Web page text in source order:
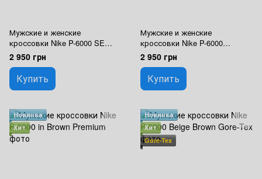
Мужские и женские
кроссовки Nike P-6000 SE
College Grey Light Orewood
Premium
2 950 грн
Купить
Мужские и женские
кроссовки Nike P-6000
Anthracite Iron Grey Premium
2 950 грн
Купить
Новинка
Хит
Новинка
Хит
Gore-Tex